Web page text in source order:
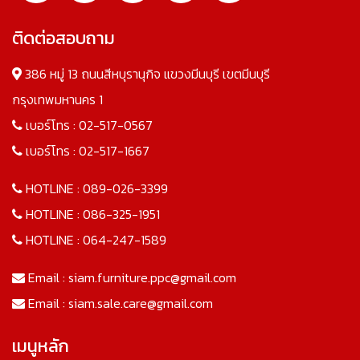
ติดต่อสอบถาม
386 หมู่ 13 ถนนสีหบุรานุกิจ แขวงมีนบุรี เขตมีนบุรี
กรุงเทพมหานคร 1
เบอร์โทร : 02-517-0567
เบอร์โทร : 02-517-1667
HOTLINE : 089-026-3399
HOTLINE : 086-325-1951
HOTLINE : 064-247-1589
Email : siam.furniture.ppc@gmail.com
Email : siam.sale.care@gmail.com
เมนูหลัก